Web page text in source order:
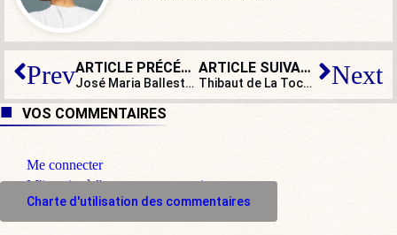
Prev ARTICLE PRÉCÉDENT
José Maria Ballester : « Il y a une énorme pression de la gauche communiste pour un changement de régime en Espagne : c’est inadmissible ! »
ARTICLE SUIVANT
Thibaut de La Tocnaye : « Jocelyne Koueiry était une combattante libanaise hors du commun ! » Next
VOS COMMENTAIRES
Me connecter
M'inscrire à l'espace commentaire
Charte d'utilisation des commentaires